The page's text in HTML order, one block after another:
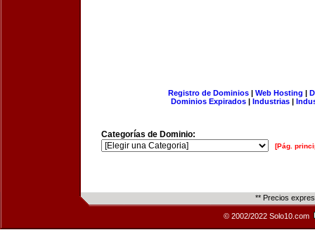
Registro de Dominios| Web Hosting |
Dominios Expirados | Industrias |
Categorías de Dominio:
[Pág.
** Precios
© 2002/2022 Solo10.com